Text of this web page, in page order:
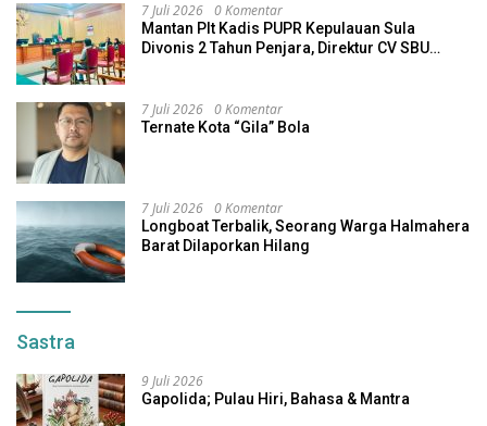
7 Juli 2026 0 Komentar
Mantan Plt Kadis PUPR Kepulauan Sula
Divonis 2 Tahun Penjara, Direktur CV SBU
7 Juli 2026 0 Komentar
Ternate Kota “Gila” Bola
7 Juli 2026 0 Komentar
Longboat Terbalik, Seorang Warga Halmahera
Barat Dilaporkan Hilang
Sastra
9 Juli 2026
Gapolida; Pulau Hiri, Bahasa & Mantra